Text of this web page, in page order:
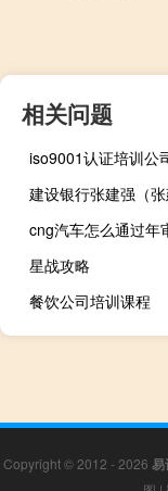
相关问题
iso9001认证培训公
cng汽车怎么通过年
星战攻略
餐饮公司培训课程
Copyright © 2012 - 2026 易